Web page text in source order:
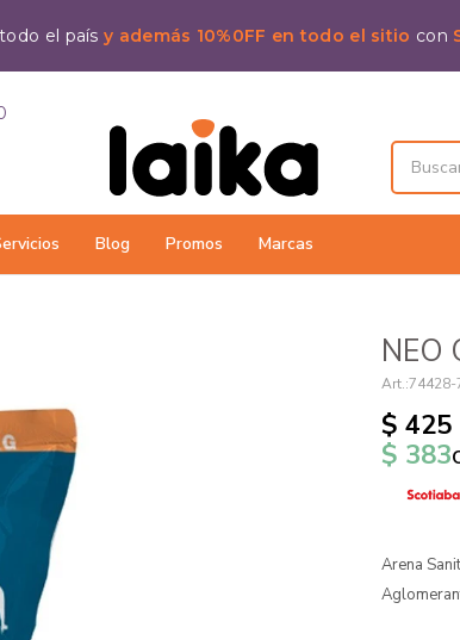
todo el paísy además 10%0FF en todo el sitio con
Blog Promos Marcas
NEO
74428-
$ 425
$ 383
Arena